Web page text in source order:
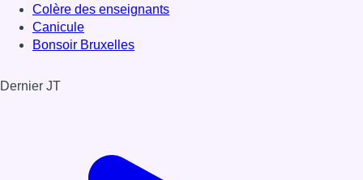
Colère des enseignants
Canicule
Bonsoir Bruxelles
Dernier JT